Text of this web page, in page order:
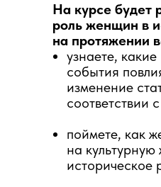
На курсе будет
роль женщин в
на протяжении
узнаете,
события
изменение
соответствии
поймете, как
на культурную
историческое